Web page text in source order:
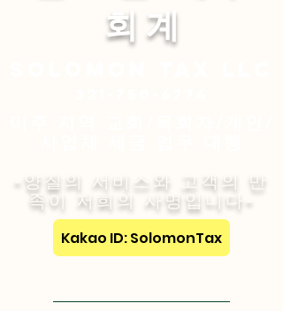
회 계
-양질의 서비스와 고객의 만
족이 저희의 사명입니다-
Kakao ID: SolomonTax